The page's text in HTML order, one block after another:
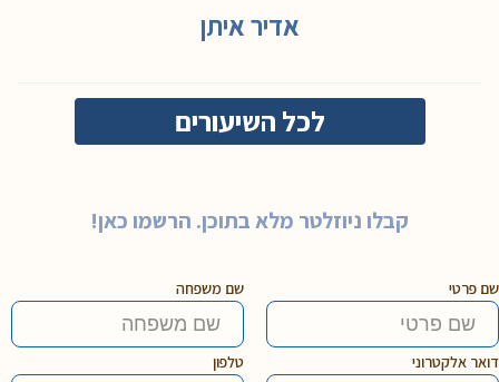
אדיר איתן
לכל השיעורים
קבלו ניוזלטר מלא בתוכן. הרשמו כאן!
שם פרטי שם משפחה
דואר אלקטרוני טלפון